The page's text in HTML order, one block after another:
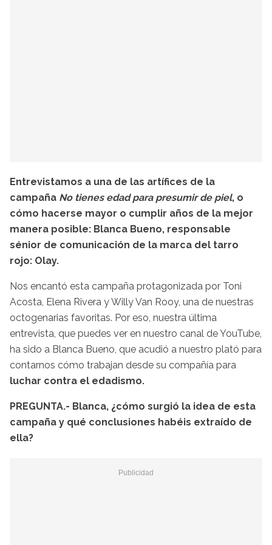
Entrevistamos a una de las artífices de la
campaña No tienes edad para presumir de piel, o
cómo hacerse mayor o cumplir años de la mejor
manera posible: Blanca Bueno, responsable
sénior de comunicación de la marca del tarro
rojo: Olay.
Nos encantó esta campaña protagonizada por Toni
Acosta, Elena Rivera y Willy Van Rooy, una de nuestras
octogenarias favoritas. Por eso, nuestra última
entrevista, que puedes ver en nuestro canal de YouTube,
ha sido a Blanca Bueno, que acudió a nuestro plató para
contarnos cómo trabajan desde su compañía para
luchar contra el edadismo.
PREGUNTA.- Blanca, ¿cómo surgió la idea de esta
campaña y qué conclusiones habéis extraído de
ella?